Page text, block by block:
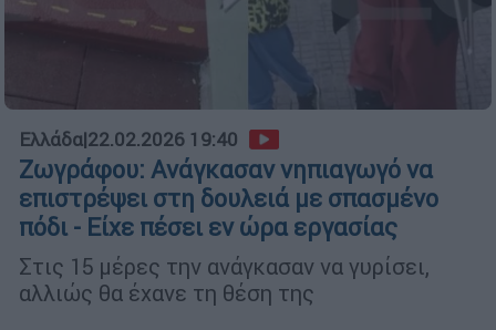
Ελλάδα|22.02.2026 19:40
Ζωγράφου: Ανάγκασαν νηπιαγωγό να
επιστρέψει στη δουλειά με σπασμένο
πόδι - Είχε πέσει εν ώρα εργασίας
Στις 15 μέρες την ανάγκασαν να γυρίσει,
αλλιώς θα έχανε τη θέση της